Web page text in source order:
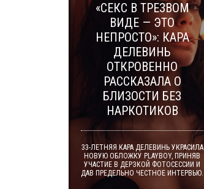
«СЕКС В ТРЕЗВОМ
ВИДЕ — ЭТО
НЕПРОСТО»: КАРА
ДЕЛЕВИНЬ
ОТКРОВЕННО
РАССКАЗАЛА О
БЛИЗОСТИ БЕЗ
НАРКОТИКОВ
33-ЛЕТНЯЯ КАРА ДЕЛЕВИНЬ УКРАСИЛА
НОВУЮ ОБЛОЖКУ PLAYBOY, ПРИНЯВ
УЧАСТИЕ В ДЕРЗКОЙ ФОТОСЕССИИ И
ДАВ ПРЕДЕЛЬНО ЧЕСТНОЕ ИНТЕРВЬЮ.